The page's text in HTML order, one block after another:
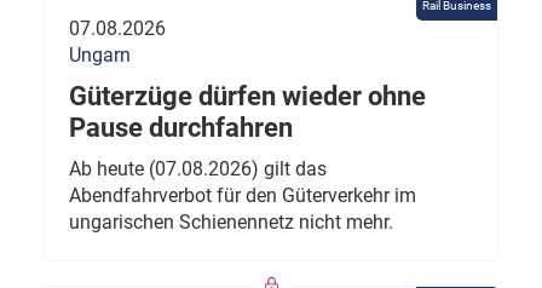
Rail Business
07.08.2026
Ungarn
Güterzüge dürfen wieder ohne
Pause durchfahren
Ab heute (07.08.2026) gilt das
Abendfahrverbot für den Güterverkehr im
ungarischen Schienennetz nicht mehr.